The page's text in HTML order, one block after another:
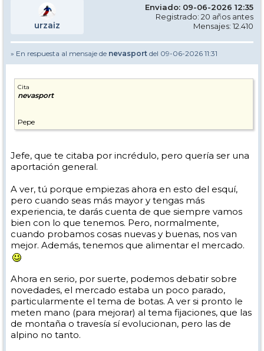
urzaiz
Enviado: 09-06-2026 12:35
Registrado: 20 años antes
Mensajes: 12.410
» En respuesta al mensaje de nevasport del 09-06-2026 11:31
Cita
nevasport
Pepe
Jefe, que te citaba por incrédulo, pero quería ser una
aportación general.
A ver, tú porque empiezas ahora en esto del esquí,
pero cuando seas más mayor y tengas más
experiencia, te darás cuenta de que siempre vamos
bien con lo que tenemos. Pero, normalmente,
cuando probamos cosas nuevas y buenas, nos van
mejor. Además, tenemos que alimentar el mercado.
Ahora en serio, por suerte, podemos debatir sobre
novedades, el mercado estaba un poco parado,
particularmente el tema de botas. A ver si pronto le
meten mano (para mejorar) al tema fijaciones, que las
de montaña o travesía sí evolucionan, pero las de
alpino no tanto.